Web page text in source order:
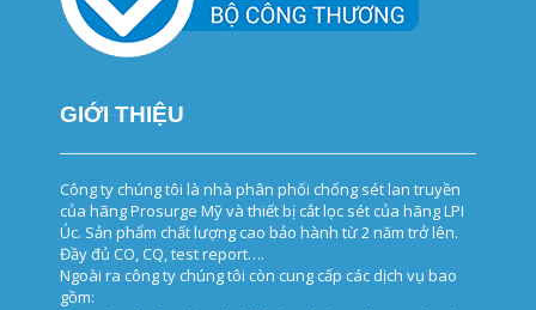
GIỚI THIỆU
Công ty chúng tôi là nhà phân phối chống sét lan truyền
của hãng Prosurge Mỹ và thiết bị cắt lọc sét của hãng LPI
Úc. Sản phẩm chất lượng cao bảo hành từ 2 năm trở lên.
Đầy đủ CO, CQ, test report….
Ngoài ra công ty chúng tôi còn cung cấp các dịch vụ bao
gồm: